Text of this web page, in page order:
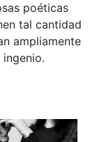
poéticas
tal cantidad
ampliamente